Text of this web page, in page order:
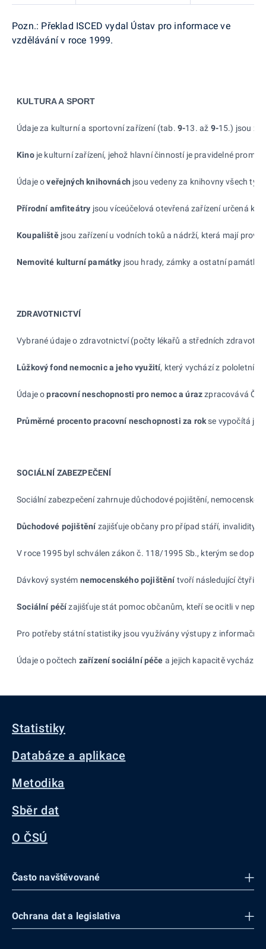
Pozn.: Překlad ISCED vydal Ústav pro informace ve
vzdělávání v roce 1999.
KULTURA A SPORT
Údaje za kulturní a sportovní zařízení (tab. 9-13. až 9-15.) jsou
Kinoje kulturní zařízení, jehož hlavní činností je pravidelné
Údaje oveřejných knihovnách jsou vedeny za knihovny všech
Přírodní amfiteátry jsou víceúčelová otevřená zařízení určená k
Koupalištějsou zařízení u vodních toků a nádrží, která mají
Nemovité kulturní památky jsou hrady, zámky a ostatní
ZDRAVOTNICTVÍ
Vybrané údaje o zdravotnictví (počty lékařů a středních
Lůžkový fond nemocnic a jeho využití, který vychází z pololetního
Údaje o pracovní neschopnosti pro nemoc a úrazzpracovává
Průměrné procento pracovní neschopnosti za rokse vypočítá
SOCIÁLNÍ ZABEZPEČENÍ
Sociální zabezpečení zahrnuje důchodové pojištění, nemocenské
Důchodové pojištění zajišťuje občany pro případ stáří, invalidity
V roce 1995 byl schválen zákon č. 118/1995 Sb., kterým se
Dávkový systém nemocenského pojištění tvoří následující čtyři
Sociální péčízajišťuje stát pomoc občanům, kteří se ocitli v
Pro potřeby státní statistiky jsou využívány výstupy z
Údaje o počtech zařízení sociální péče a jejich kapacitě vychází ze
Statistiky
Databáze a aplikace
Metodika
Sběr dat
O ČSÚ
Často navštěvované
Ochrana dat a legislativa